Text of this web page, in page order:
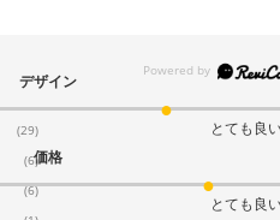
(9). 22×42[30]×横マチ12cm 西35号
税抜 ￥8,640 /単価￥2.38
￥9,504
09月16日頃の出荷
(29)
(6)
(6)
デザイン
とても良
価格
とても良